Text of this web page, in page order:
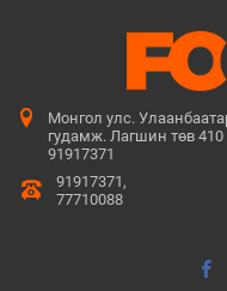
Монгол улс.
гудамж. Лагшин төв 410
91917371
91917371,
77710088